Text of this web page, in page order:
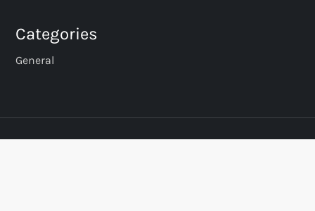
Categories
General